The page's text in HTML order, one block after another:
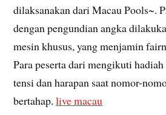
dilaksanakan dari Macau Pools~.
dengan pengundian angka
mesin khusus, yang menjamin
Para peserta dari mengikuti
tensi dan harapan saat nomor-
bertahap.live macau